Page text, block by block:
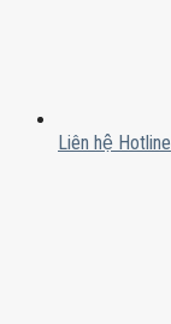
Liên hệ Hotline